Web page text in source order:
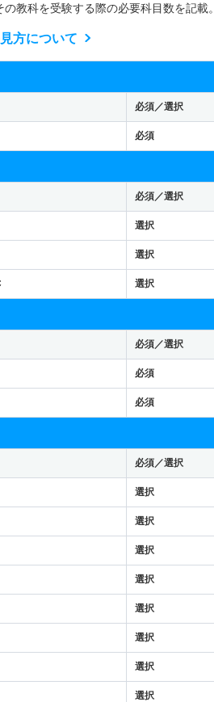
教科を受験する際の必要科目数を記載。
方について
必須／選択
必須
必須／選択
選択
選択
選択
必須／選択
必須
必須
必須／選択
選択
選択
選択
選択
選択
選択
選択
選択